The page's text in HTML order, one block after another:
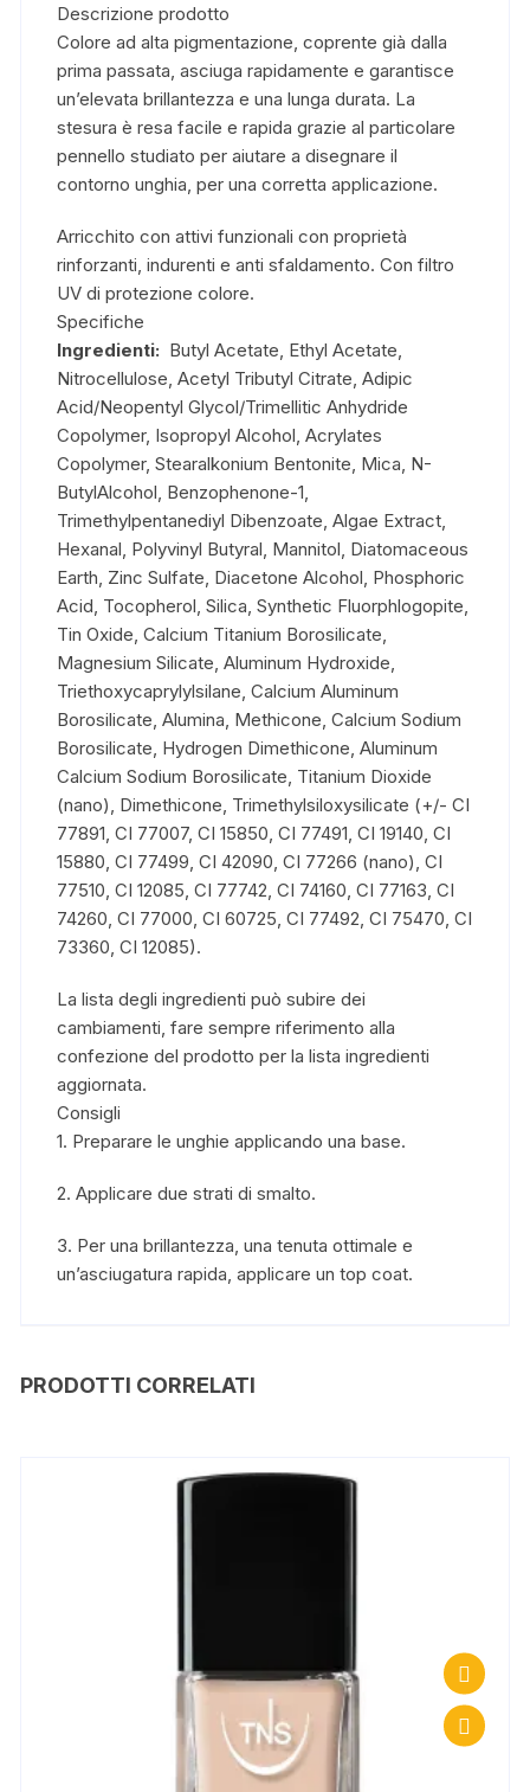
Descrizione prodotto
Colore ad alta pigmentazione, coprente già dalla
prima passata, asciuga rapidamente e garantisce
un’elevata brillantezza e una lunga durata. La
stesura è resa facile e rapida grazie al particolare
pennello studiato per aiutare a disegnare il
contorno unghia, per una corretta applicazione.
Arricchito con attivi funzionali con proprietà
rinforzanti, indurenti e anti sfaldamento. Con filtro
UV di protezione colore.
Specifiche
Ingredienti: Butyl Acetate, Ethyl Acetate,
Nitrocellulose, Acetyl Tributyl Citrate, Adipic
Acid/Neopentyl Glycol/Trimellitic Anhydride
Copolymer, Isopropyl Alcohol, Acrylates
Copolymer, Stearalkonium Bentonite, Mica, N-
ButylAlcohol, Benzophenone-1,
Trimethylpentanediyl Dibenzoate, Algae Extract,
Hexanal, Polyvinyl Butyral, Mannitol, Diatomaceous
Earth, Zinc Sulfate, Diacetone Alcohol, Phosphoric
Acid, Tocopherol, Silica, Synthetic Fluorphlogopite,
Tin Oxide, Calcium Titanium Borosilicate,
Magnesium Silicate, Aluminum Hydroxide,
Triethoxycaprylylsilane, Calcium Aluminum
Borosilicate, Alumina, Methicone, Calcium Sodium
Borosilicate, Hydrogen Dimethicone, Aluminum
Calcium Sodium Borosilicate, Titanium Dioxide
(nano), Dimethicone, Trimethylsiloxysilicate (+/- CI
77891, CI 77007, CI 15850, CI 77491, CI 19140, CI
15880, CI 77499, CI 42090, CI 77266 (nano), CI
77510, CI 12085, CI 77742, CI 74160, CI 77163, CI
74260, CI 77000, CI 60725, CI 77492, CI 75470, CI
73360, CI 12085).
La lista degli ingredienti può subire dei
cambiamenti, fare sempre riferimento alla
confezione del prodotto per la lista ingredienti
aggiornata.
Consigli
1. Preparare le unghie applicando una base.
2. Applicare due strati di smalto.
3. Per una brillantezza, una tenuta ottimale e
un’asciugatura rapida, applicare un top coat.
PRODOTTI CORRELATI